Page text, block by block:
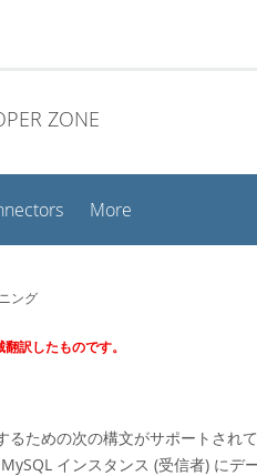
ZONE
More
ング
訳したものです。
ための次の構文がサポートされ
インスタンス (受信者) にデ